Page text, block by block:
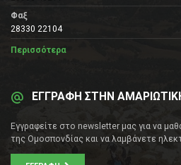
Φαξ
28330 22104
Περισσότερα
ΕΓΓΡΑΦΗ ΣΤΗΝ
Εγγραφείτε στο newsletter μας για να
της Ομοσπονδίας και να λαμβάνετε